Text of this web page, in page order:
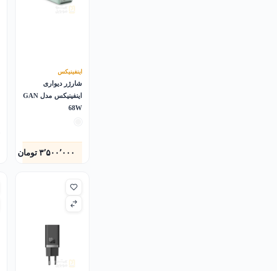
اینفینیکس
شارژر دیواری
اینفینیکس مدل GAN
68W
۳٬۵۰۰٬۰۰۰ تومان